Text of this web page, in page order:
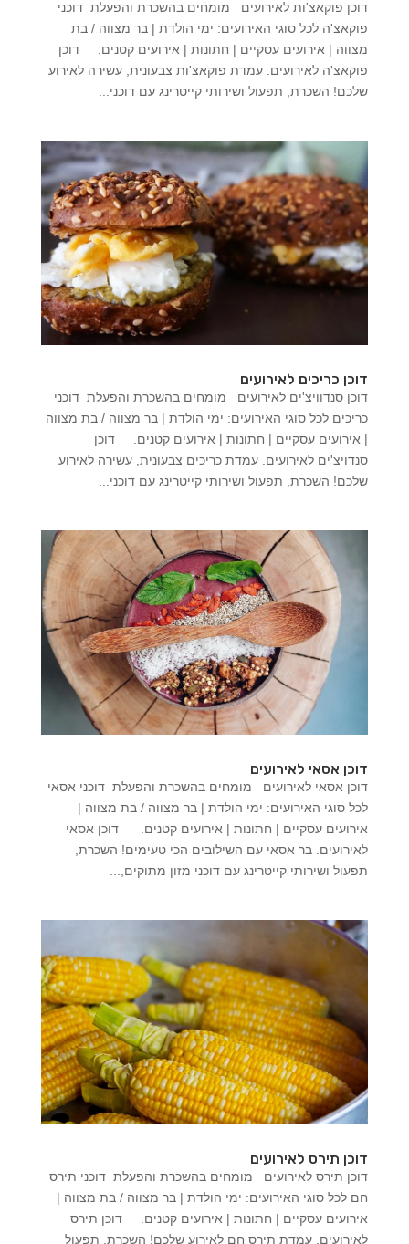
דוכן פוקאצ'ות לאירועים מומחים בהשכרת והפעלת דוכני
פוקאצ'ה לכל סוגי האירועים: ימי הולדת | בר מצווה / בת
מצווה | אירועים עסקיים | חתונות | אירועים קטנים. דוכן
פוקאצ'ה לאירועים. עמדת פוקאצ'ות צבעונית, עשירה לאירוע
שלכם! השכרת, תפעול ושירותי קייטרינג עם דוכני...
דוכן כריכים לאירועים
דוכן סנדוויצ'ים לאירועים מומחים בהשכרת והפעלת דוכני
כריכים לכל סוגי האירועים: ימי הולדת | בר מצווה / בת מצווה
| אירועים עסקיים | חתונות | אירועים קטנים. דוכן
סנדויצ'ים לאירועים. עמדת כריכים צבעונית, עשירה לאירוע
שלכם! השכרת, תפעול ושירותי קייטרינג עם דוכני...
דוכן אסאי לאירועים
דוכן אסאי לאירועים מומחים בהשכרת והפעלת דוכני אסאי
לכל סוגי האירועים: ימי הולדת | בר מצווה / בת מצווה |
אירועים עסקיים | חתונות | אירועים קטנים. דוכן אסאי
לאירועים. בר אסאי עם השילובים הכי טעימים! השכרת,
תפעול ושירותי קייטרינג עם דוכני מזון מתוקים,...
דוכן תירס לאירועים
דוכן תירס לאירועים מומחים בהשכרת והפעלת דוכני תירס
חם לכל סוגי האירועים: ימי הולדת | בר מצווה / בת מצווה |
אירועים עסקיים | חתונות | אירועים קטנים. דוכן תירס
לאירועים. עמדת תירס חם לאירוע שלכם! השכרת, תפעול